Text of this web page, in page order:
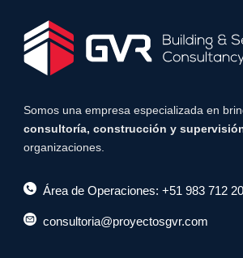
Somos una empresa especializada en
consultoría, construcción y
organizaciones.
Área de Operaciones: +51 983 712
consultoria@proyectosgvr.com